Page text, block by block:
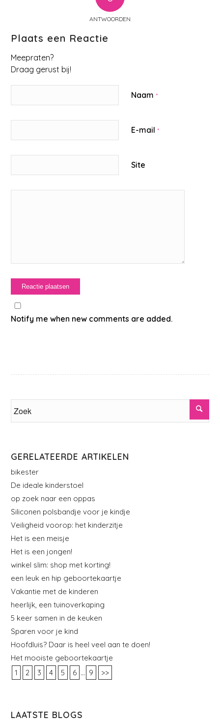
ANTWOORDEN
Plaats een Reactie
Meepraten?
Draag gerust bij!
Naam*
E-mail*
Site
Notify me when new comments are added.
GERELATEERDE ARTIKELEN
bikester
De ideale kinderstoel
op zoek naar een oppas
Siliconen polsbandje voor je kindje
Veiligheid voorop: het kinderzitje
Het is een meisje
Het is een jongen!
winkel slim: shop met korting!
een leuk en hip geboortekaartje
Vakantie met de kinderen
heerlijk, een tuinoverkaping
5 keer samen in de keuken
Sparen voor je kind
Hoofdluis? Daar is heel veel aan te doen!
Het mooiste geboortekaartje
1
2 3 4 5 6 ... 9 >>
LAATSTE BLOGS